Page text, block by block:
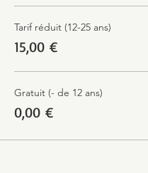
Tarif réduit (12-25 ans)
15,00 €
Gratuit (- de 12 ans)
0,00 €